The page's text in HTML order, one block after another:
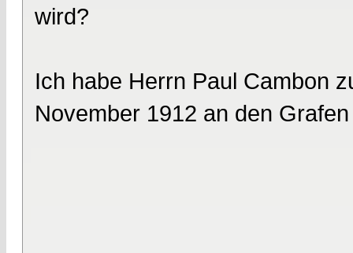
wird?
Ich habe Herrn Paul Cambon
November 1912 an den